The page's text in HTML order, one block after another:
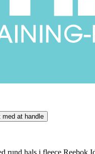
at handle
rund hals i fleece Reebok